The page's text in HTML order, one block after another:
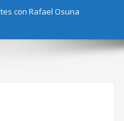
con Rafael Osuna